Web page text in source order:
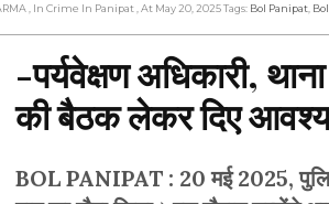
, In Crime In Panipat , At May 20, 2025Tags: Bol Panipat
-पर्यवेक्षण अधिकारी,
की बैठक लेकर दिए
BOL PANIPAT : 20 मई 2025,